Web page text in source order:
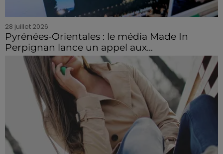
28 juillet 2026
Pyrénées-Orientales : le média Made In
Perpignan lance un appel aux...